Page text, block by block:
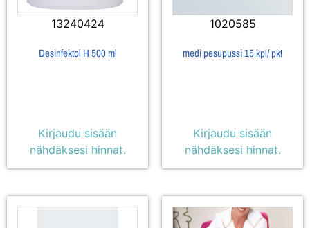
13240424
Desinfektol H 500 ml
Kirjaudu sisään
nähdäksesi hinnat.
1020585
medi pesupussi 15 kpl/ pkt
Kirjaudu sisään
nähdäksesi hinnat.